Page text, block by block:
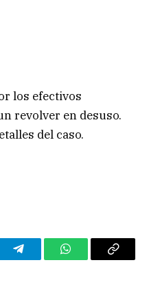
los efectivos
revolver en desuso.
del caso.
TelegramWhatsAppCopy